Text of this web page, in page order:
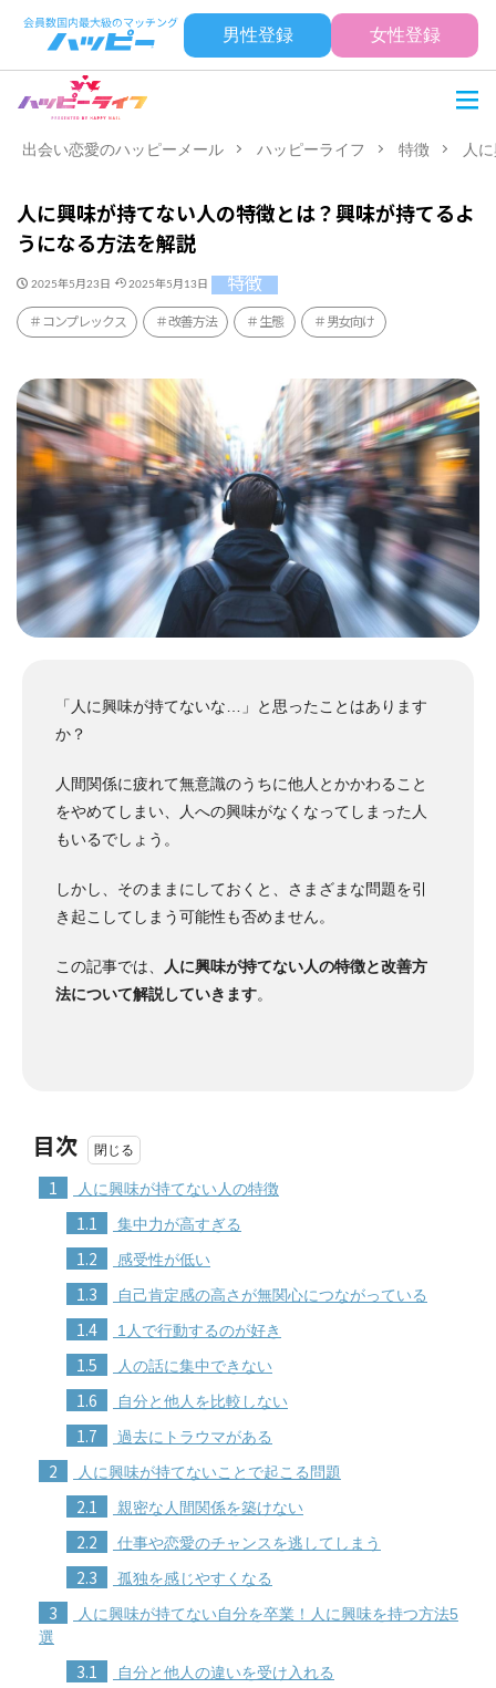
男性登録 女性登録
出会い恋愛のハッピーメール ハッピーライフ 特徴 人
人に興味が持てない人の特徴とは？興味が持てるよ
うになる方法を解説
2025年5月23日 2025年5月13日 特徴
コンプレックス 改善方法 生態 男女向け
「人に興味が持てないな…」と思ったことはあります
か？
人間関係に疲れて無意識のうちに他人とかかわること
をやめてしまい、人への興味がなくなってしまった人
もいるでしょう。
しかし、そのままにしておくと、さまざまな問題を引
き起こしてしまう可能性も否めません。
この記事では、
人に興味が持てない人の特徴と改善方
法について解説していきます。
目次
1 人に興味が持てない人の特徴
1.1 集中力が高すぎる
1.2 感受性が低い
1.3 自己肯定感の高さが無関心につながっている
1.4 1人で行動するのが好き
1.5 人の話に集中できない
1.6 自分と他人を比較しない
1.7 過去にトラウマがある
2 人に興味が持てないことで起こる問題
2.1 親密な人間関係を築けない
2.2 仕事や恋愛のチャンスを逃してしまう
2.3 孤独を感じやすくなる
3
人に興味が持てない自分を卒業！人に興味を持つ方法5
選
3.1 自分と他人の違いを受け入れる